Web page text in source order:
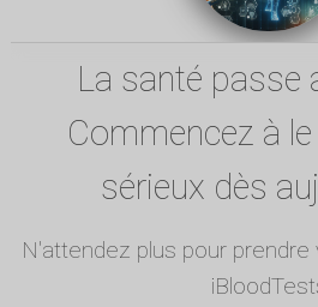
La santé passe
Commencez à
sérieux dès
N'attendez plus pour